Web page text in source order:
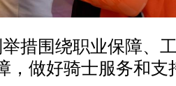
措围绕职业保障、
，做好骑士服务和支